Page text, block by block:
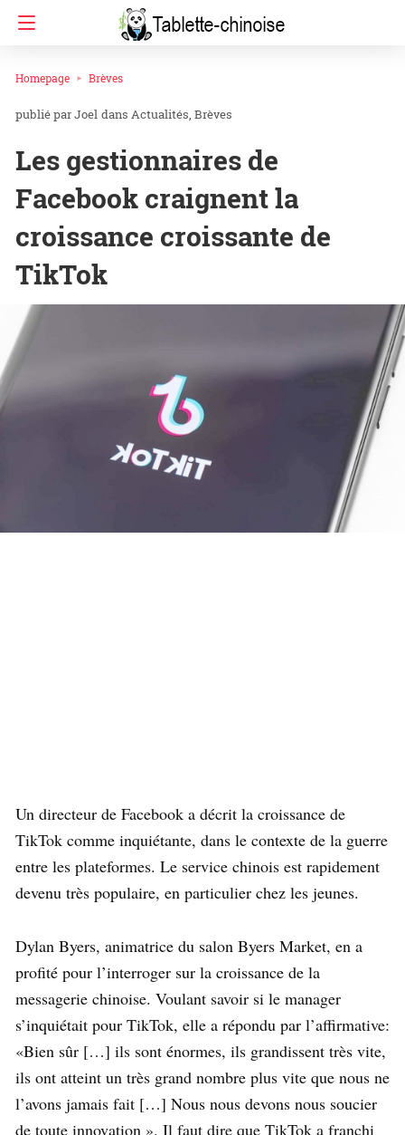
Homepage Brèves
Joel dans Actualités Brèves
Les gestionnaires de
Facebook craignent la
croissance croissante de
TikTok
Un directeur de Facebook a décrit la croissance de
TikTok comme inquiétante, dans le contexte de la guerre
entre les plateformes. Le service chinois est rapidement
devenu très populaire, en particulier chez les jeunes.
Dylan Byers, animatrice du salon Byers Market, en a
profité pour l’interroger sur la croissance de la
messagerie chinoise. Voulant savoir si le manager
s’inquiétait pour TikTok, elle a répondu par l’affirmative:
«Bien sûr […] ils sont énormes, ils grandissent très vite,
ils ont atteint un très grand nombre plus vite que nous ne
l’avons jamais fait […] Nous nous devons nous soucier
de toute innovation ». Il faut dire que TikTok a franchi